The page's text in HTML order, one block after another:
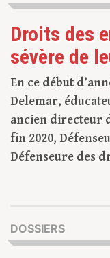
Droits des
sévère de
En ce début
Delemar,
ancien directeur
fin 2020,
Défenseure des
DOSSIERS